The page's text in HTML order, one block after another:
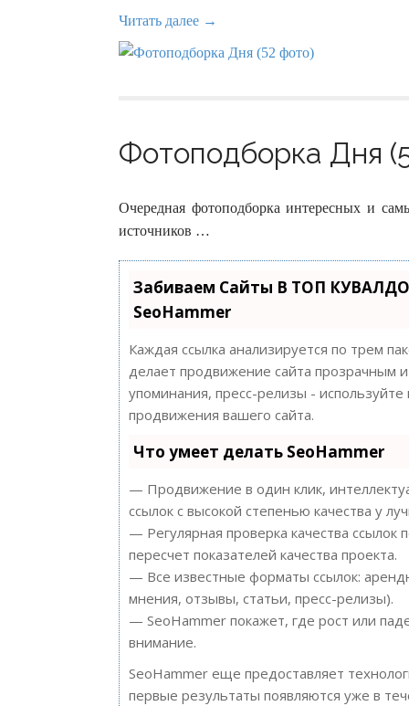
Читать далее →
Фотоподборка Дня
Очередная фотоподборка интересных и
источников …
Забиваем Сайты В ТОП
SeoHammer
Каждая ссылка анализируется по трем
делает продвижение сайта прозрачным
упоминания, пресс-релизы -
продвижения вашего сайта.
Что умеет делать SeoHammer
— Продвижение в один клик,
ссылок с высокой степенью качества у
— Регулярная проверка качества
пересчет показателей качества проекта.
— Все известные форматы ссылок:
мнения, отзывы, статьи, пресс-релизы).
— SeoHammer покажет, где рост или
внимание.
SeoHammer еще предоставляет
первые результаты появляются уже в